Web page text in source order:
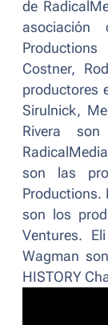
de
asociación
Costner,
productores
Sirulnick,
Rivera
son las
Productions.
son los
Ventures.
Wagman
HISTORY